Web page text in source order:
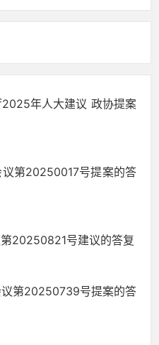
2025年人大建议 政协提案
第20250017号提案的答
20250821号建议的答复
第20250739号提案的答